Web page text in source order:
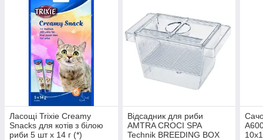
Ласощі Trixie Creamy
Snacks для котів з білою
риби 5 шт х 14 г (*)
Відсадник для риби
AMTRA CROCI SPA
Technik BREEDING BOX